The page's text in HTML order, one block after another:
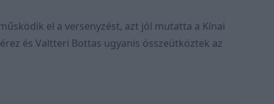
el a versenyzést, azt jól mutatta a Kínai
és Valtteri Bottas ugyanis összeütköztek az